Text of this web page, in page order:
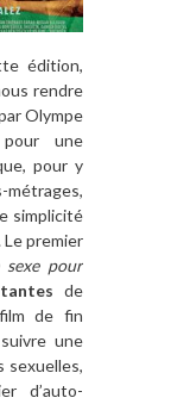
édition,
rendre
Olympe
une
pour y
simplicité
Le premier
sexe pour
de
de fin
une
sexuelles,
d’auto-